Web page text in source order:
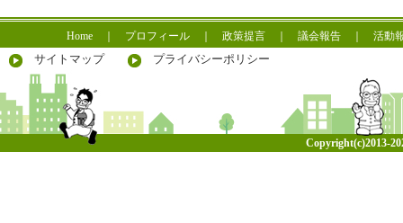
Home｜ プロフィール｜ 政策提言｜ 議会報告｜ 活動
サイトマップ プライバシーポリシー
Copyright(c)2013-